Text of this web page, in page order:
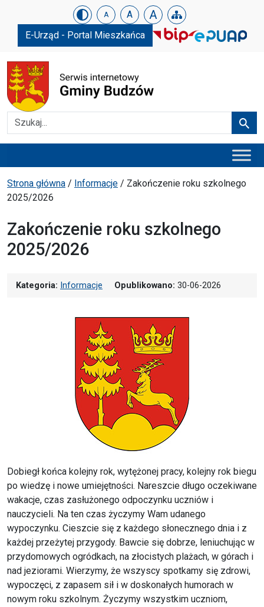
Urząd Gminy w Budzowie
Skip menu A A A
E-Urząd - Portal Mieszkańca
Szukaj
Ścieżka powrotu
Strona główna / Informacje / Zakończenie roku szkolnego
2025/2026
Zakończenie roku szkolnego
2025/2026
Kategoria: Informacje Opublikowano: 30-06-2026
Dobiegł końca kolejny rok, wytężonej pracy, kolejny rok biegu
po wiedzę i nowe umiejętności. Nareszcie długo oczekiwane
wakacje, czas zasłużonego odpoczynku uczniów i
nauczycieli. Na ten czas życzymy Wam udanego
wypoczynku. Cieszcie się z każdego słonecznego dnia i z
każdej przeżytej przygody. Bawcie się dobrze, leniuchując w
przydomowych ogródkach, na złocistych plażach, w górach i
nad jeziorami. Wierzymy, że wszyscy spotkamy się zdrowi,
wypoczęci, z zapasem sił i w doskonałych humorach w
nowym roku szkolnym. Życzymy wszystkim uczniom,